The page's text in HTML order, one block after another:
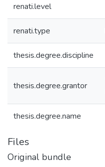
renati.level
renati.type
thesis.degree.discipline
thesis.degree.grantor
thesis.degree.name
Files
Original bundle